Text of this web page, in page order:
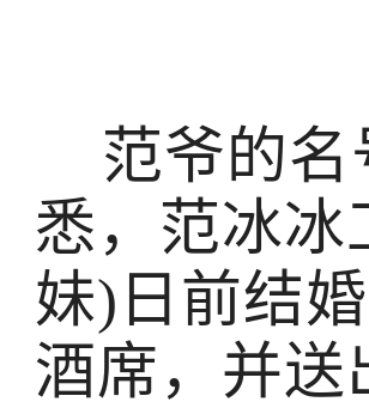
范爷的名
悉，范冰冰
妹)日前结
酒席，并送